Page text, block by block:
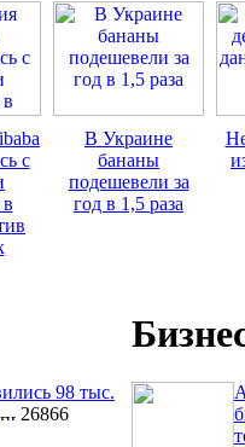
с
В Украине
бананы
подешевели за
год в 1,5 раза
98 тыс.
26866